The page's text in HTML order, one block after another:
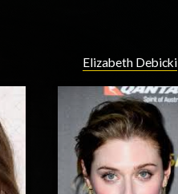
Elizabeth Debicki